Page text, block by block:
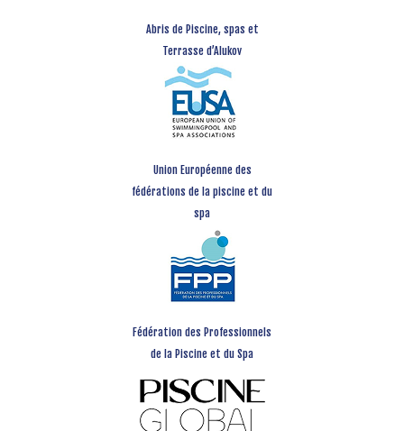
Abris de Piscine, spas et
Terrasse d’Alukov
Union Européenne des
fédérations de la piscine et du
spa
Fédération des Professionnels
de la Piscine et du Spa